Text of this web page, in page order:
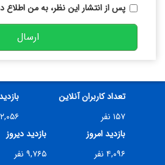
پس از انتشار این نظر، به من اطلاع
ارسال
تعداد کاربران آنلاین
۱۵۷ نفر
بازدید امروز
۴,۰۹۶ نفر
بازدید دیروز
۹,۷۶۵ نفر